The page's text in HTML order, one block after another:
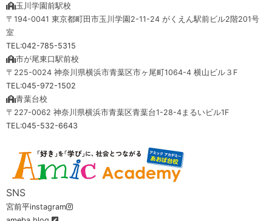
玉川学園前駅校
〒194-0041 東京都町田市玉川学園2-11-24 がくえん駅前ビル2階201号
室
TEL:042-785-5315
市が尾東口駅前校
〒225-0024 神奈川県横浜市青葉区市ヶ尾町1064-4 横山ビル３F
TEL:045-972-1502
青葉台校
〒227-0062 神奈川県横浜市青葉区青葉台1-28-4まるいビル1F
TEL:045-532-6643
SNS
宮前平instagram